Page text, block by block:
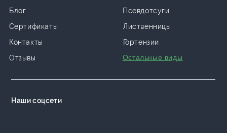
Отзывы
Контакты
Псевдотсуги
Лиственницы
Гортензии
Наши соцсети
Остальные виды
Блог
Сертификаты